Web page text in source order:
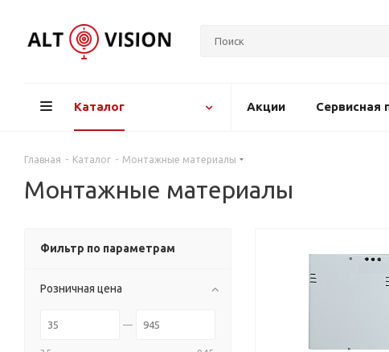
Каталог Акции Сервисная
Главная - Каталог - Монтажные материалы
Монтажные материалы
Фильтр по параметрам
Розничная цена